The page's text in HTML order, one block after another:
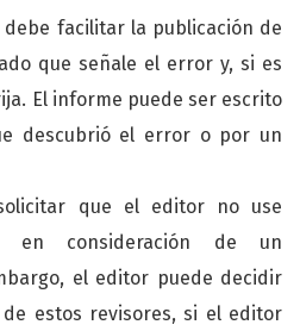
facilitar la publicación de
que señale el error y, si es
El informe puede ser escrito
descubrió el error o por un
que el editor no use
en consideración de un
el editor puede decidir
estos revisores, si el editor